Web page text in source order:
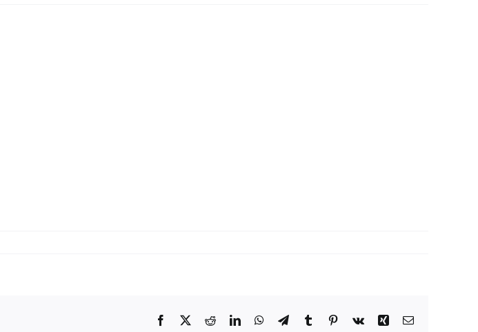
Facebook
X RedditLinkedInWhatsApp
TelegramTumblrPinterest
Vk Xing Correo